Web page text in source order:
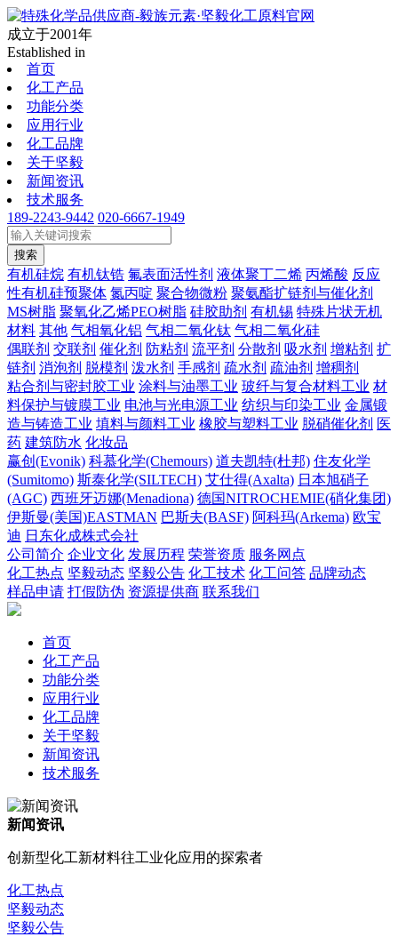
成立于2001年
Established in
首页
化工产品
功能分类
应用行业
化工品牌
关于坚毅
新闻资讯
技术服务
189-2243-9442 020-6667-1949
搜索
有机硅烷 有机钛锆 氟表面活性剂 液体聚丁二烯 丙烯酸 反应
性有机硅预聚体 氮丙啶 聚合物微粉 聚氨酯扩链剂与催化剂
MS树脂 聚氧化乙烯PEO树脂 硅胶助剂 有机锡 特殊片状无机
材料 其他 气相氧化铝 气相二氧化钛 气相二氧化硅
偶联剂 交联剂 催化剂 防粘剂 流平剂 分散剂 吸水剂 增粘剂 扩
链剂 消泡剂 脱模剂 泼水剂 手感剂 疏水剂 疏油剂 增稠剂
粘合剂与密封胶工业 涂料与油墨工业 玻纤与复合材料工业 材
料保护与镀膜工业 电池与光电源工业 纺织与印染工业 金属锻
造与铸造工业 填料与颜料工业 橡胶与塑料工业 脱硝催化剂 医
药 建筑防水 化妆品
赢创(Evonik) 科慕化学(Chemours) 道夫凯特(杜邦) 住友化学
(Sumitomo) 斯泰化学(SILTECH) 艾仕得(Axalta) 日本旭硝子
(AGC) 西班牙迈娜(Menadiona) 德国NITROCHEMIE(硝化集团)
伊斯曼(美国)EASTMAN 巴斯夫(BASF) 阿科玛(Arkema) 欧宝
迪 日东化成株式会社
公司简介 企业文化 发展历程 荣誉资质 服务网点
化工热点 坚毅动态 坚毅公告 化工技术 化工问答 品牌动态
样品申请 打假防伪 资源提供商 联系我们
首页
化工产品
功能分类
应用行业
化工品牌
关于坚毅
新闻资讯
技术服务
新闻资讯
创新型化工新材料往工业化应用的探索者
化工热点
坚毅动态
坚毅公告